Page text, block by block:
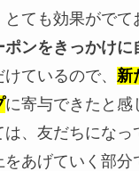
ても効果がでて
ポンをきっかけに
ているので、 新
に寄与できたと感
は、友だちになっ
あげていく部分